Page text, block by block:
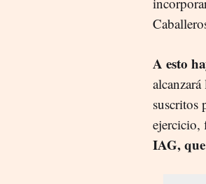
A esto
suscritos
ejercicio,
IAG,